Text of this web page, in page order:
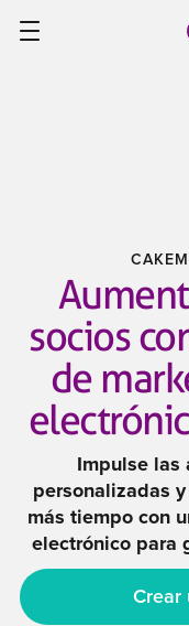
socios
de
Impulse
personalizadas
más tiempo con
electrónico para
Crear